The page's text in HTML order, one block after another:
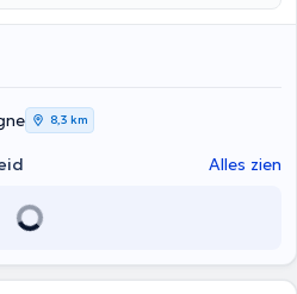
8,3 km
Alles zien